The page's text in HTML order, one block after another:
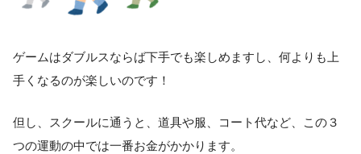
ゲームはダブルスならば下手でも楽しめますし、何よりも上
手くなるのが楽しいのです！
但し、スクールに通うと、道具や服、コート代など、この３
つの運動の中では一番お金がかかります。